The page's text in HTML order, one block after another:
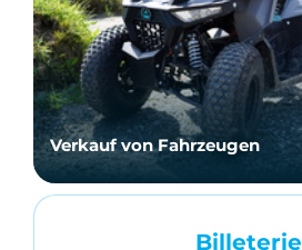
Verkauf von Fahrzeugen
Billeterie